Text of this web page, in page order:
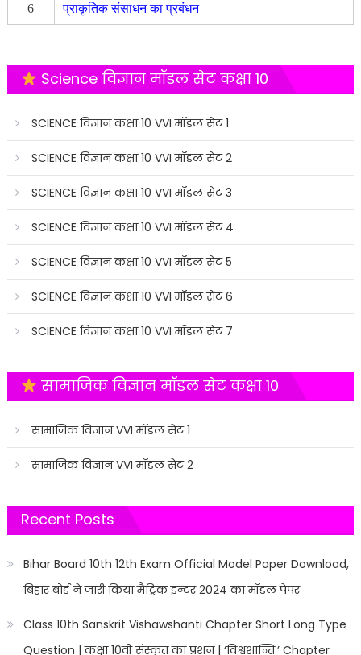
6 प्राकृतिक संसाधन का प्रबंधन
Science विज्ञान मॉडल सेट कक्षा 10
SCIENCE विज्ञान कक्षा 10 VVI मॉडल सेट 1
SCIENCE विज्ञान कक्षा 10 VVI मॉडल सेट 2
SCIENCE विज्ञान कक्षा 10 VVI मॉडल सेट 3
SCIENCE विज्ञान कक्षा 10 VVI मॉडल सेट 4
SCIENCE विज्ञान कक्षा 10 VVI मॉडल सेट 5
SCIENCE विज्ञान कक्षा 10 VVI मॉडल सेट 6
SCIENCE विज्ञान कक्षा 10 VVI मॉडल सेट 7
सामाजिक विज्ञान मॉडल सेट कक्षा 10
सामाजिक विज्ञान VVI मॉडल सेट 1
सामाजिक विज्ञान VVI मॉडल सेट 2
Recent Posts
Bihar Board 10th 12th Exam Official Model Paper Download,
बिहार बोर्ड ने जारी किया मैट्रिक इन्टर 2024 का मॉडल पेपर
Class 10th Sanskrit Vishawshanti Chapter Short Long Type
Question | कक्षा 10वीं संस्कृत का प्रशन | ‘विश्वशान्तिः’ Chapter